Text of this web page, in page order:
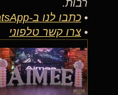
רבות.
• כתבו לנו ב-WhatsApp
• צרו קשר טלפוני